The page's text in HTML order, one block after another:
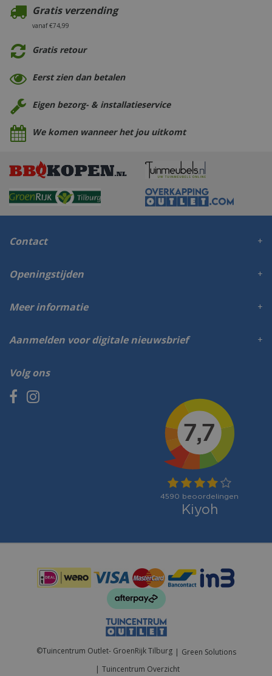
Gratis verzending
vanaf €74,99
Gratis retour
Eerst zien dan betalen
Eigen bezorg- & installatieservice
We komen wanneer het jou uitkomt
Contact
Volg ons
Openingstijden
Meer informatie
Aanmelden voor digitale nieuwsbrief
©Tuincentrum Outlet- GroenRijk Tilburg
Green Solutions
Tuincentrum Overzicht